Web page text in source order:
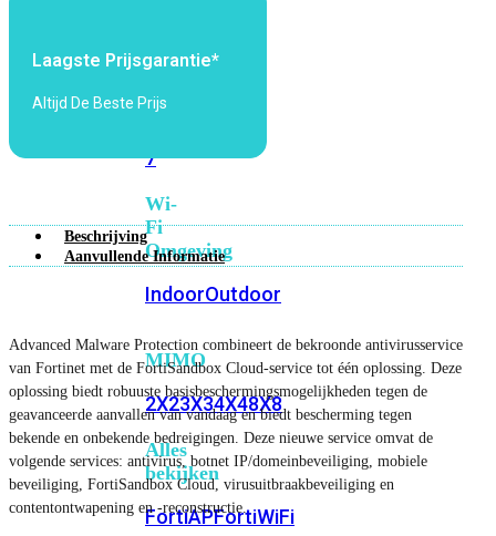
6Wi-
6E
7
Wi-
Fi
Omgeving
IndoorOutdoor
MIMO
2X23X34X48X8
Alles
bekijken
FortiAPFortiWiFi
Laagste Prijsgarantie*
Altijd De Beste Prijs
Beschrijving
Aanvullende Informatie
Advanced Malware Protection combineert de bekroonde antivirusservice
van Fortinet met de FortiSandbox Cloud-service tot één oplossing. Deze
oplossing biedt robuuste basisbeschermingsmogelijkheden tegen de
geavanceerde aanvallen van vandaag en biedt bescherming tegen
bekende en onbekende bedreigingen. Deze nieuwe service omvat de
volgende services: antivirus, botnet IP/domeinbeveiliging, mobiele
beveiliging, FortiSandbox Cloud, virusuitbraakbeveiliging en
contentontwapening en -reconstructie.